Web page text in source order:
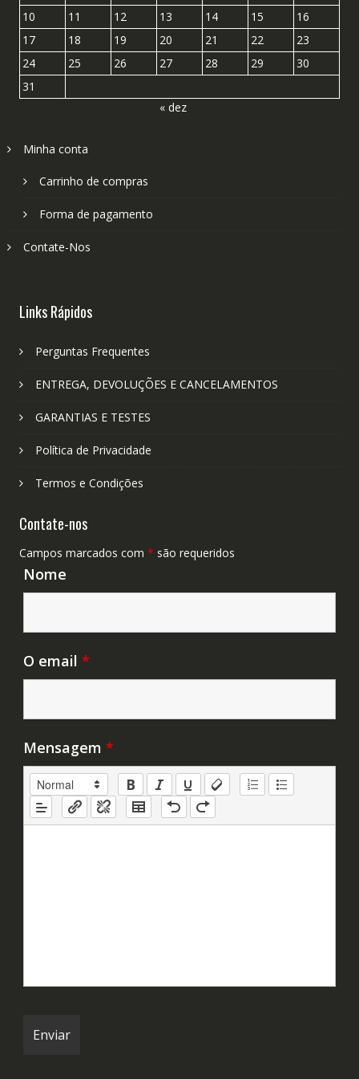
10
11 12 13 14 15
16
17
18 19 20 21 22
23
24
25 26 27 28 29
30
31
« dez
Minha conta
Carrinho de compras
Forma de pagamento
Contate-Nos
Links Rápidos
Perguntas Frequentes
ENTREGA, DEVOLUÇÕES E CANCELAMENTOS
GARANTIAS E TESTES
Política de Privacidade
Termos e Condições
Contate-nos
Campos marcados com * são requeridos
Nome
O email *
Mensagem *